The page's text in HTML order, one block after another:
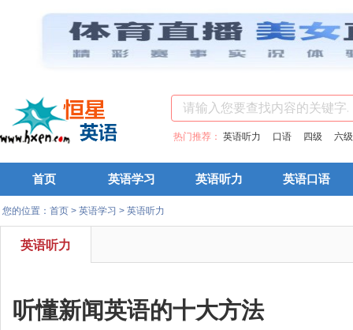
热门推荐： 英语听力 口语 四级 六级
首页 英语学习 英语听力 英语口语
您的位置： 首页 > 英语学习 > 英语听力
英语听力
听懂新闻英语的十大方法